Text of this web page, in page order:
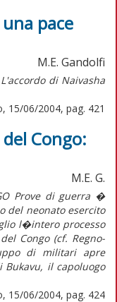
pace
M.E. Gandolfi
di Naivasha
15/06/2004, pag. 421
Congo:
M.E. G.
Prove di guerra �
del neonato esercito
l�intero processo
Congo (cf. Regno-
di militari apre
il capoluogo
15/06/2004, pag. 424